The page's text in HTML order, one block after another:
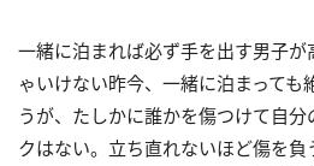
一緒に泊まれば必ず手を出す男子が
ゃいけない昨今、一緒に泊まって
うが、たしかに誰かを傷つけて自
クはない。立ち直れないほど傷を